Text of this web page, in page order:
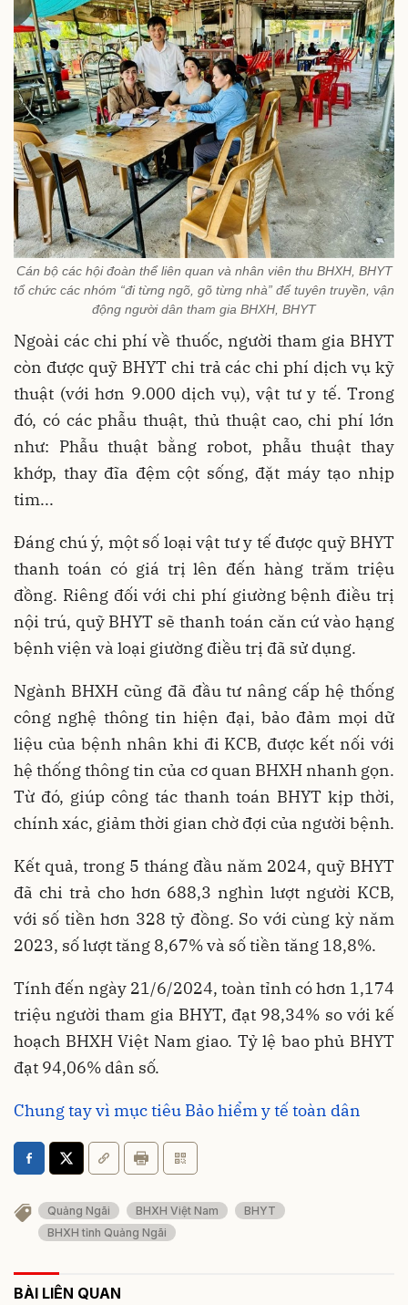
Cán bộ các hội đoàn thể liên quan và nhân viên thu BHXH, BHYT
tổ chức các nhóm “đi từng ngõ, gõ từng nhà” để tuyên truyền, vận
động người dân tham gia BHXH, BHYT
Ngoài các chi phí về thuốc, người tham gia BHYT
còn được quỹ BHYT chi trả các chi phí dịch vụ kỹ
thuật (với hơn 9.000 dịch vụ), vật tư y tế. Trong
đó, có các phẫu thuật, thủ thuật cao, chi phí lớn
như: Phẫu thuật bằng robot, phẫu thuật thay
khớp, thay đĩa đệm cột sống, đặt máy tạo nhịp
tim...
Đáng chú ý, một số loại vật tư y tế được quỹ BHYT
thanh toán có giá trị lên đến hàng trăm triệu
đồng. Riêng đối với chi phí giường bệnh điều trị
nội trú, quỹ BHYT sẽ thanh toán căn cứ vào hạng
bệnh viện và loại giường điều trị đã sử dụng.
Ngành BHXH cũng đã đầu tư nâng cấp hệ thống
công nghệ thông tin hiện đại, bảo đảm mọi dữ
liệu của bệnh nhân khi đi KCB, được kết nối với
hệ thống thông tin của cơ quan BHXH nhanh gọn.
Từ đó, giúp công tác thanh toán BHYT kịp thời,
chính xác, giảm thời gian chờ đợi của người bệnh.
Kết quả, trong 5 tháng đầu năm 2024, quỹ BHYT
đã chi trả cho hơn 688,3 nghìn lượt người KCB,
với số tiền hơn 328 tỷ đồng. So với cùng kỳ năm
2023, số lượt tăng 8,67% và số tiền tăng 18,8%.
Tính đến ngày 21/6/2024, toàn tỉnh có hơn 1,174
triệu người tham gia BHYT, đạt 98,34% so với kế
hoạch BHXH Việt Nam giao. Tỷ lệ bao phủ BHYT
đạt 94,06% dân số.
Chung tay vì mục tiêu Bảo hiểm y tế toàn dân
Quảng Ngãi BHXH Việt Nam
BHYT
BHXH tỉnh Quảng Ngãi
BÀI LIÊN QUAN